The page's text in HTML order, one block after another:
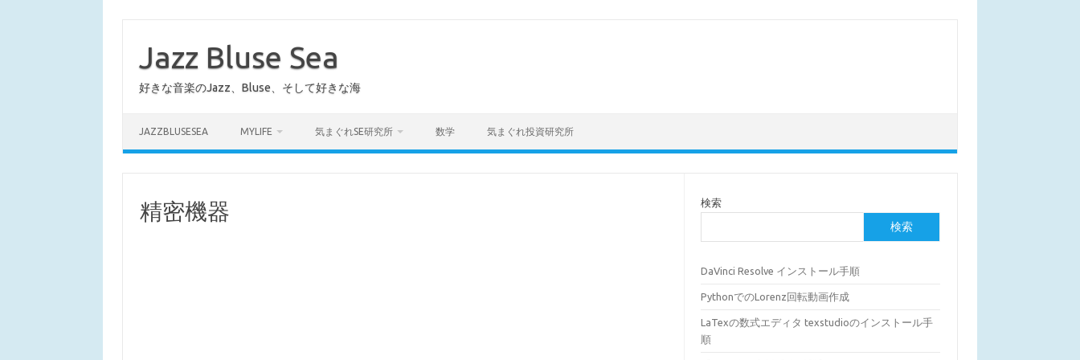
Jazz Bluse Sea
好きな音楽のJazz、Bluse、そして好きな海
JAZZBLUSESEA MYLIFE 気まぐれSE研究所 数学 気まぐれ投資研究所
精密機器 検索
検索
DaVinci Resolve インストール手順
PythonでのLorenz回転動画作成
LaTexの数式エディタ texstudioのインストール手
順